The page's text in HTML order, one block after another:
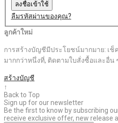
ลงชื่อเข้าใช้
ลืมรหัสผ่านของคุณ?
ลูกค้าใหม่
การสร้างบัญชีมีประโยชน์มากมาย: เช็ค
มากกว่าหนึ่งที่, ติดตามใบสั่งซื้อและอื่น
สร้างบัญชี
↑
Back to Top
Sign up for our newsletter
Be the first to know by subscribing
receive exclusive offer, new release